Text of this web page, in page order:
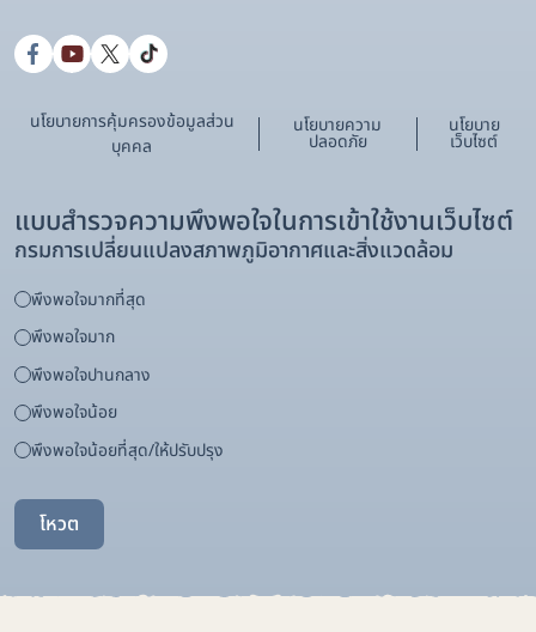
นโยบายการคุ้มครองข้อมูลส่วน
บุคคล
นโยบายความ
ปลอดภัย
นโยบาย
เว็บไซต์
แบบสำรวจความพึงพอใจในการเข้าใช้งานเว็บไซต์
กรมการเปลี่ยนแปลงสภาพภูมิอากาศและสิ่งแวดล้อม
พึงพอใจมากที่สุด
พึงพอใจมาก
พึงพอใจปานกลาง
พึงพอใจน้อย
พึงพอใจน้อยที่สุด/ให้ปรับปรุง
โหวต